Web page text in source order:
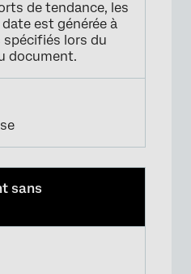
de tendance, les
est générée à
lors du
document.
sans